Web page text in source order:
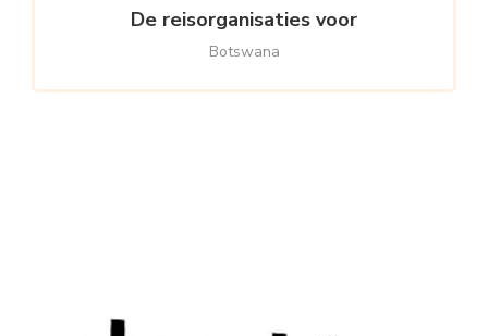
De reisorganisaties voor
Botswana